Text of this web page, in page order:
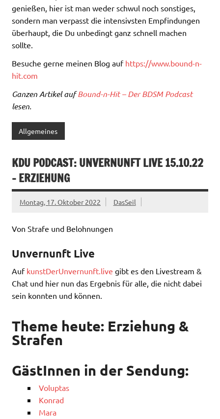
genießen, hier ist man weder schwul noch sonstiges,
sondern man verpasst die intensivsten Empfindungen
überhaupt, die Du unbedingt ganz schnell machen
sollte.
Besuche gerne meinen Blog auf https://www.bound-n-
hit.com
Ganzen Artikel aufBound-n-Hit – Der BDSM Podcast
lesen.
Allgemeines
KDU PODCAST: UNVERNUNFT LIVE 15.10.22
– ERZIEHUNG
Montag, 17. Oktober 2022 DasSeil
Von Strafe und Belohnungen
Unvernunft Live
Auf kunstDerUnvernunft.live gibt es den Livestream &
Chat und hier nun das Ergebnis für alle, die nicht dabei
sein konnten und können.
Theme heute: Erziehung &
Strafen
GästInnen in der Sendung:
Voluptas
Konrad
Mara